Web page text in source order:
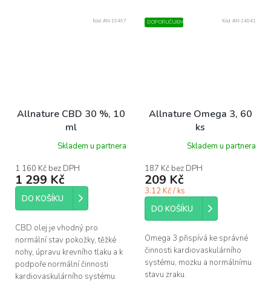
Allnature CBD 30 %, 10
ml
Skladem u partnera
1 160 Kč bez DPH
1 299 Kč
DO KOŠÍKU
CBD olej je vhodný pro
normální stav pokožky, těžké
nohy, úpravu krevního tlaku a k
podpoře normální činnosti
kardiovaskulárního systému.
Kód: AN-16467 DOPORUČUJEME
Allnature Omega 3, 60
ks
Skladem u partnera
187 Kč bez DPH
209 Kč
3.12 Kč / ks
DO KOŠÍKU
Omega 3 přispívá ke správné
činnosti kardiovaskulárního
systému, mozku a normálnímu
stavu zraku.
Kód: AN-14041